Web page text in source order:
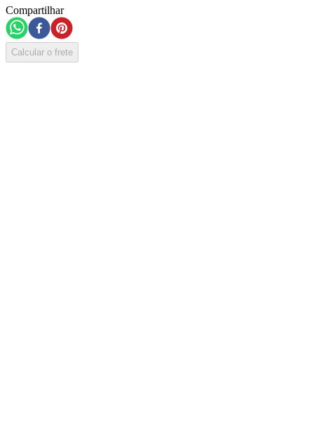
Compartilhar
Calcular o frete